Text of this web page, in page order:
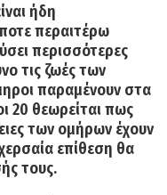
ήδη
περαιτέρω
περισσότερες
τις ζωές των
παραμένουν στα
20 θεωρείται πως
των ομήρων έχουν
επίθεση θα
τους.